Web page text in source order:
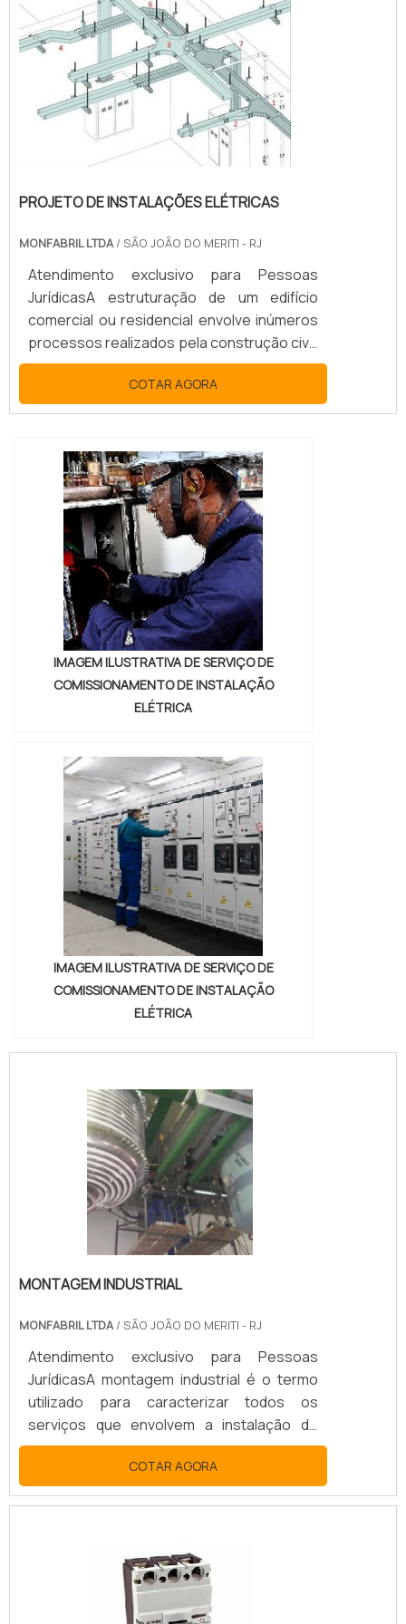
especializado. Embora muita gente não
saiba, a instalação elétrica ocupa papel ...
PROJETO DE INSTALAÇÕES ELÉTRICAS
MONFABRIL LTDA/ SÃO JOÃO DO MERITI - RJ
Atendimento exclusivo para Pessoas
JurídicasA estruturação de um edifício
comercial ou residencial envolve inúmeros
processos realizados pela construção civil.
Estudo do local, análise na rede hidráulica e
impactos ambientais são alguns dos
aspectos a serem avaliados. Dentre a lista
destacar o projeto de instalações
elétricas. De maneira geral, os projetos de
instalações elétricas podem ser cara...
COTAR AGORA
IMAGEM ILUSTRATIVA DE SERVIÇO DE
COMISSIONAMENTO DE INSTALAÇÃO
ELÉTRICA
IMAGEM ILUSTRATIVA DE SERVIÇO DE
COMISSIONAMENTO DE INSTALAÇÃO
ELÉTRICA
MONTAGEM INDUSTRIAL
MONFABRIL LTDA/ SÃO JOÃO DO MERITI - RJ
Atendimento exclusivo para Pessoas
JurídicasA montagem industrial é o termo
utilizado para caracterizar todos os
serviços que envolvem a instalação de
equipamentos, estruturas metálicas,
tubulações e suportes, distribuição de
energia elétrica e demais componentes da
extremamente importante para o
funcionamento de negócios. Além disso,
pode-se relacionar os processos de
COTAR AGORA